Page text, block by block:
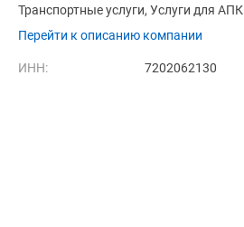
Транспортные услуги, Услуги для АПК
Перейти к описанию компании
ИНН: 7202062130